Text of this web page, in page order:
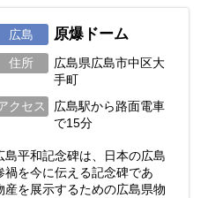
広島 原爆ドーム
住所
広島県広島市中区大
手町
クセス
広島駅から路面電車
で15分
平和記念碑は、日本の広島
を今に伝える記念碑であ
を展示するための広島県物